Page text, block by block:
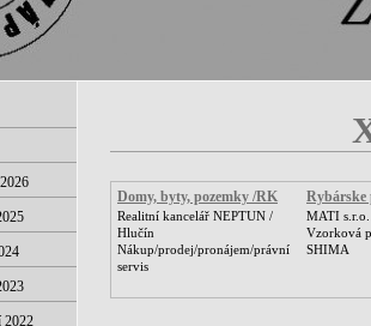
Domy, byty, pozemky /RK
Realitní kancelář NEPTUN /
Hlučín
Nákup/prodej/pronájem/právní
servis
Rybárske
MATI
Vzorková
SHIMA
2022